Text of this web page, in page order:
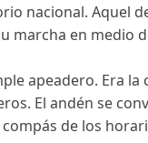
nacional. Aquel
marcha en medio
apeadero. Era
El andén se
de los